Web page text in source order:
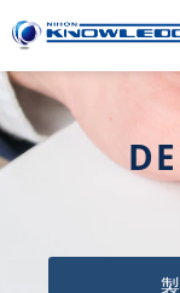
サービス一覧